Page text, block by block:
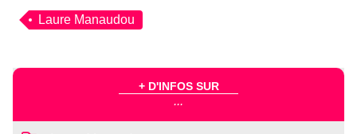
Laure Manaudou
+ D'INFOS SUR
...